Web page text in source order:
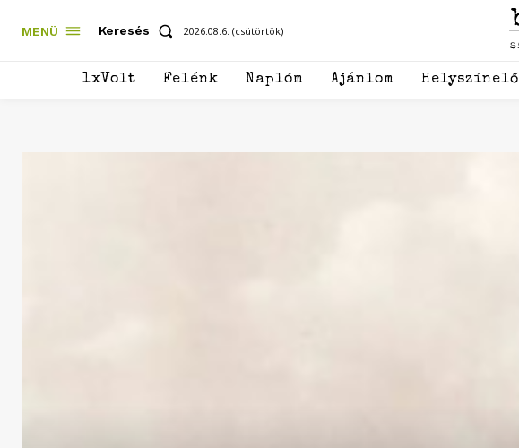
MENÜ Keresés 2026.08.6. (csütörtök)
1xVolt Felénk Naplóm Ajánlom Helyszínelő